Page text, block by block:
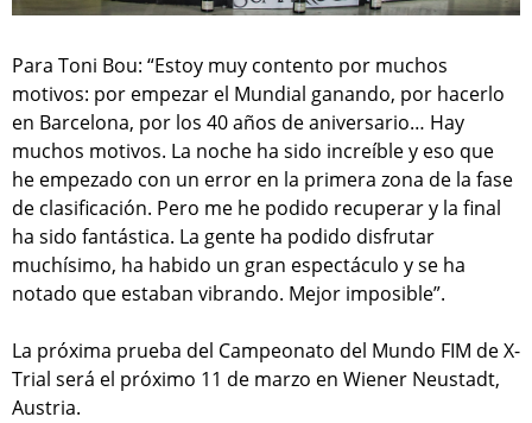
Para Toni Bou: “Estoy muy contento por muchos
motivos: por empezar el Mundial ganando, por hacerlo
en Barcelona, por los 40 años de aniversario… Hay
muchos motivos. La noche ha sido increíble y eso que
he empezado con un error en la primera zona de la fase
de clasificación. Pero me he podido recuperar y la final
ha sido fantástica. La gente ha podido disfrutar
muchísimo, ha habido un gran espectáculo y se ha
notado que estaban vibrando. Mejor imposible”.
La próxima prueba del Campeonato del Mundo FIM de X-
Trial será el próximo 11 de marzo en Wiener Neustadt,
Austria.